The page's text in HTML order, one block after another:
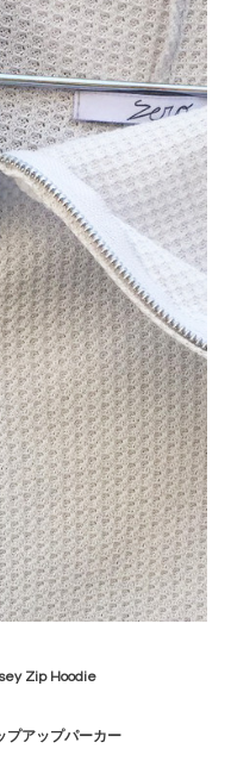
Zip Hoodie
プアップパーカー